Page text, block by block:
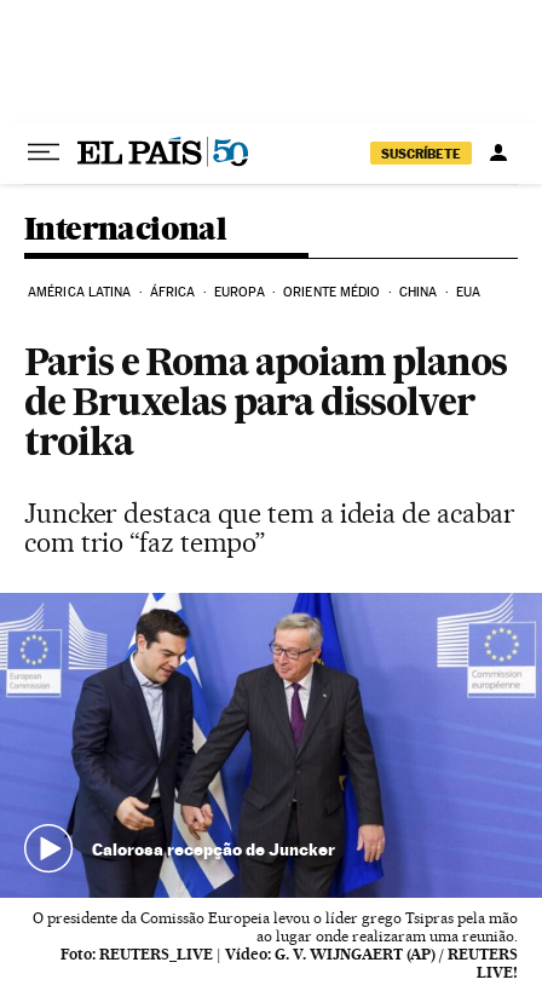
SUSCRÍBETE
Internacional
AMÉRICA LATINA ÁFRICA EUROPA ORIENTE MÉDIO CHINA EUA
Paris e Roma apoiam planos
de Bruxelas para dissolver
troika
Juncker destaca que tem a ideia de acabar
com trio “faz tempo”
Calorosa recepção de Juncker
O presidente da Comissão Europeia levou o líder grego Tsipras pela mão
ao lugar onde realizaram uma reunião.
Foto: REUTERS_LIVE | Vídeo: G. V. WIJNGAERT (AP) / REUTERS
LIVE!